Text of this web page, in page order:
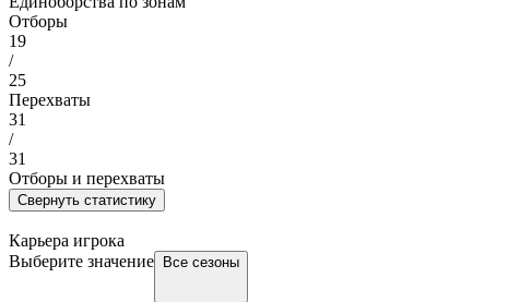
Отборы
19
/
25
Перехваты
31
/
31
Отборы и перехваты
Свернуть статистику
Карьера игрока
Выберите значение
Все сезоны